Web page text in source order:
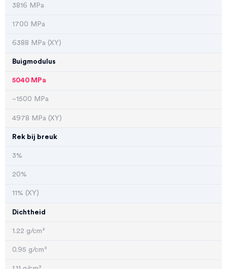
3816 MPa
1700 MPa
6388 MPa (XY)
Buigmodulus
5040 MPa
~1500 MPa
4978 MPa (XY)
Rek bij breuk
3%
20%
11% (XY)
Dichtheid
1.22 g/cm³
0.95 g/cm³